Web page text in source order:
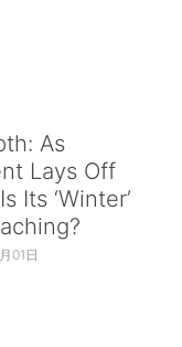
As
Lays Off
Its ‘Winter’
01日